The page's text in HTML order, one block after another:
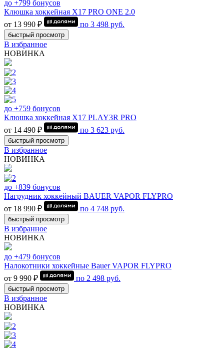
до +799 бонусов
Клюшка хоккейная Х17 PRO ONE 2.0
от 13 990 ₽
по 3 498 руб.
быстрый просмотр
В избранное
НОВИНКА
до +759 бонусов
Клюшка хоккейная Х17 PLAY3R PRO
от 14 490 ₽
по 3 623 руб.
быстрый просмотр
В избранное
НОВИНКА
до +839 бонусов
Нагрудник хоккейный BAUER VAPOR FLYPRO
от 18 990 ₽
по 4 748 руб.
быстрый просмотр
В избранное
НОВИНКА
до +479 бонусов
Налокотники хоккейные Bauer VAPOR FLYPRO
от 9 990 ₽
по 2 498 руб.
быстрый просмотр
В избранное
НОВИНКА